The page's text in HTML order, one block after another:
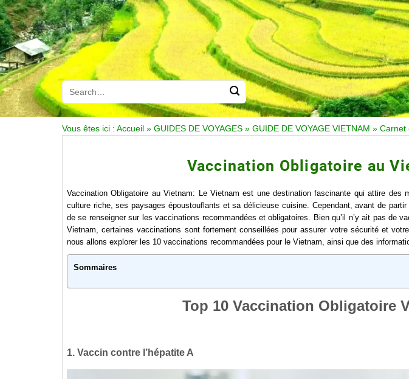
Vous êtes ici : Accueil » GUIDES DE VOYAGES » GUIDE DE VOYAGE VIETNAM » Carnet
Vaccination Obligatoire au
Vaccination Obligatoire au Vietnam: Le Vietnam est une destination fascinante qui attire des
culture riche, ses paysages époustouflants et sa délicieuse cuisine. Cependant, avant de
de se renseigner sur les vaccinations recommandées et obligatoires. Bien qu’il n’y ait pas de
Vietnam, certaines vaccinations sont fortement conseillées pour assurer votre sécurité et
nous allons explorer les 10 vaccinations recommandées pour le Vietnam, ainsi que des
Sommaires
Top 10 Vaccination Obligatoire
1. Vaccin contre l’hépatite A